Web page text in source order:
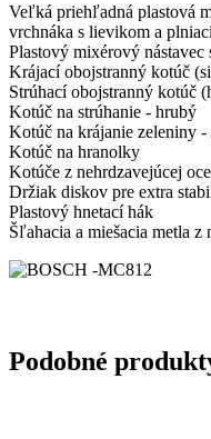
Veľká priehľadná plastová
vrchnáka s lievikom a
Plastový mixérový nástavec
Krájací obojstranný kotúč
Strúhací obojstranný kotúč
Kotúč na strúhanie - hrubý
Kotúč na krájanie zeleniny -
Kotúč na hranolky
Kotúče z nehrdzavejúcej
Držiak diskov pre extra
Plastový hnetací hák
Šľahacia a miešacia metla z
Podobné